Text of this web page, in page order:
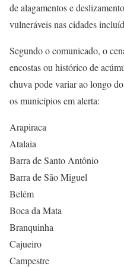
de alagamentos e
vulneráveis nas cidades
Segundo o comunicado, o
encostas ou histórico de
chuva pode variar ao longo
os municípios em alerta:
Arapiraca
Atalaia
Barra de Santo Antônio
Barra de São Miguel
Belém
Boca da Mata
Branquinha
Cajueiro
Campestre